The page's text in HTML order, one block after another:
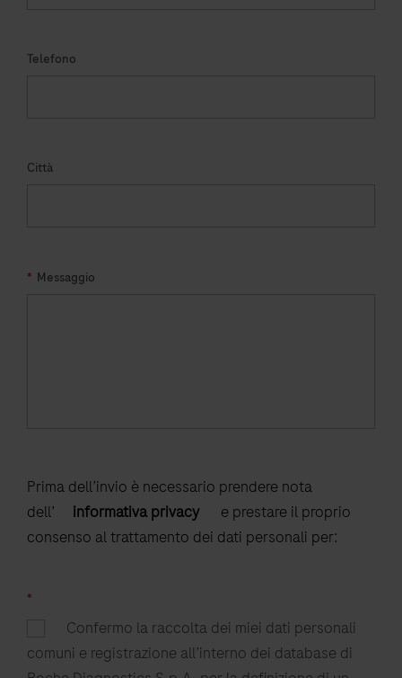
Telefono
Città
* Messaggio
Prima dell’invio è necessario prendere nota
dell’
informativa privacy
e prestare il proprio
consenso al trattamento dei dati personali per:
*
Confermo la raccolta dei miei dati personali
comuni e registrazione all’interno dei database di